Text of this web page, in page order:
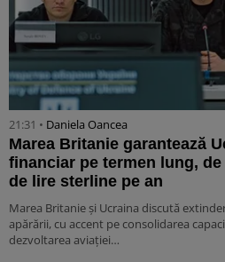
21:31 • Daniela Oancea
Marea Britanie garantează
financiar pe termen lung,
de lire sterline pe an
Marea Britanie și Ucraina discută
apărării, cu accent pe consolidarea
dezvoltarea aviației…